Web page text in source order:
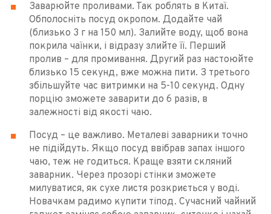
Заварюйте проливами. Так роблять в Китаї.
Обполосніть посуд окропом. Додайте чай
(близько 3 г на 150 мл). Залийте воду, щоб вона
покрила чаїнки, і відразу злийте її. Перший
пролив – для промивання. Другий раз настоюйте
близько 15 секунд, вже можна пити. З третього
збільшуйте час витримки на 5-10 секунд. Одну
порцію зможете заварити до 6 разів, в
залежності від якості чаю.
Посуд – це важливо. Металеві заварники точно
не підійдуть. Якщо посуд ввібрав запах іншого
чаю, теж не годиться. Краще взяти скляний
заварник. Через прозорі стінки зможете
милуватися, як сухе листя розкриється у воді.
Новачкам радимо купити тіпод. Сучасний чайний